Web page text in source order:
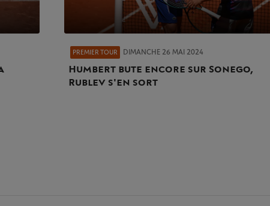
PREMIER TOUR DIMANCHE 26 MAI 2024
Humbert bute encore sur Sonego,
Rublev s'en sort